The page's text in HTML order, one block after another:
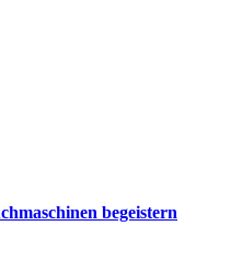
begeistern